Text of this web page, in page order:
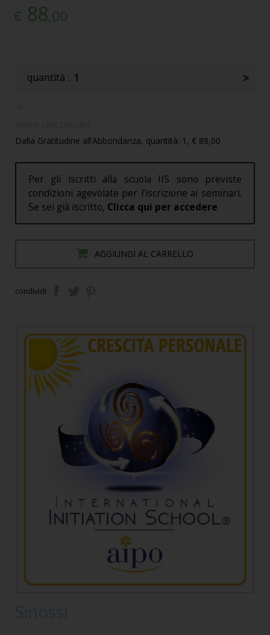
€ 88,00
quantità : 1
Dalla Gratitudine all’Abbondanza, quantità: 1, € 88,00
Per gli iscritti alla scuola IIS sono previste
condizioni agevolate per l’iscrizione ai seminari.
Se sei già iscritto, Clicca qui per accedere
AGGIUNGI AL CARRELLO
condividi